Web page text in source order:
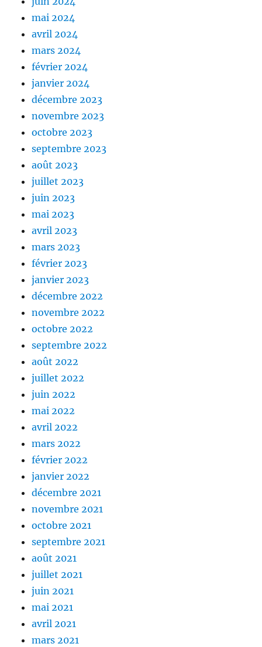
mai 2024
avril 2024
mars 2024
février 2024
janvier 2024
décembre 2023
novembre 2023
octobre 2023
septembre 2023
août 2023
juillet 2023
juin 2023
mai 2023
avril 2023
mars 2023
février 2023
janvier 2023
décembre 2022
novembre 2022
octobre 2022
septembre 2022
août 2022
juillet 2022
juin 2022
mai 2022
avril 2022
mars 2022
février 2022
janvier 2022
décembre 2021
novembre 2021
octobre 2021
septembre 2021
août 2021
juillet 2021
juin 2021
mai 2021
avril 2021
mars 2021